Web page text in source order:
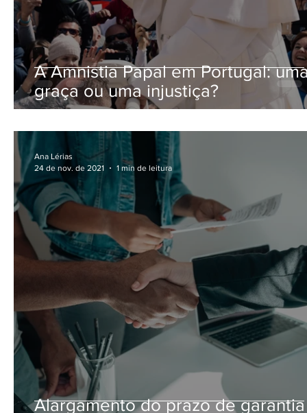
A Amnistia Papal em Portugal:
graça ou uma injustiça?
Alargamento do prazo de
Ana Lérias
24 de nov. de 2021
1 min de leitura